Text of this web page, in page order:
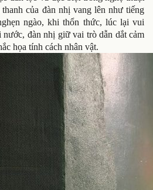
của đàn nhị vang lên như tiếng
ngào, khi thổn thức, lúc lại vui
đàn nhị giữ vai trò dẫn dắt cảm
họa tính cách nhân vật.